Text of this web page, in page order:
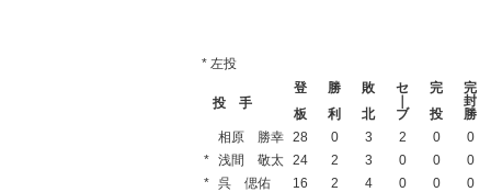
* 左投
投 手
登
板
勝
利
敗
北
セ
ブ
完
投
完
封
勝
相原 勝幸
28 0 3 2 0
0
* 浅間 敬太 24 2 3 0 0
0
* 呉 偲佑 16 2 4 0 0
0